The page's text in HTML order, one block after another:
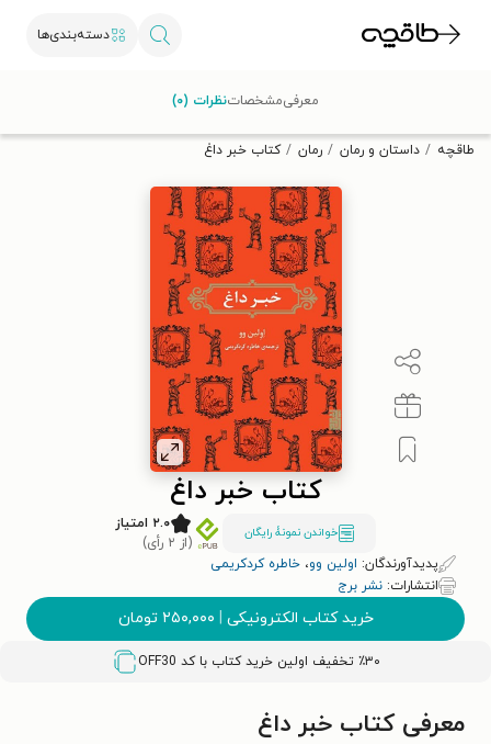
دسته‌بندی‌ها
تخفیف از طاقچه دریافت کن.
طاقچه داستان و رمان رمان کتاب خبر داغ
کتاب خبر داغ
خواندن نمونۀ رایگان
۲.۰ امتیاز
(از ۲ رأی)
پدیدآورندگان: اولین وو، خاطره‌ کردکریمی
انتشارات: نشر برج
خرید کتاب الکترونیکی | ۲۵۰,۰۰۰ تومان
٪۳۰ تخفیف اولین خرید کتاب با کد OFF30
معرفیمشخصاتنظرات (۰)
معرفی کتاب خبر داغ